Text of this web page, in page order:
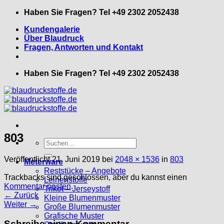
Zum
springen
Haben Sie Fragen? Tel +49 2302 2052438
Kundengalerie
Über Blaudruck
Fragen, Antworten und Kontakt
Haben Sie Fragen? Tel +49 2302 2052438
Suche
nach:
Meterware
Reststücke – Angebote
Leinenstoffe
Trikot – Jerseystoff
Kleine Blumenmuster
Große Blumenmuster
Grafische Muster
803
Veröffentlicht21. Juni 2019 bei 2048 × 1536 in 803
Trackbacks sind geschlossen, aber du kannst einen
Kommentar posten.
← Zurück
Weiter →